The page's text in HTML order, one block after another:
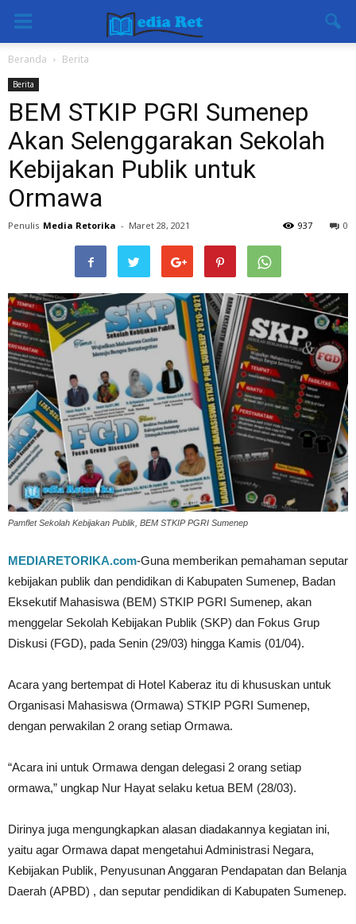
Beranda Berita
Berita
BEM STKIP PGRI Sumenep
Akan Selenggarakan Sekolah
Kebijakan Publik untuk
Ormawa
Penulis Media Retorika - Maret 28, 2021 0
937
Pamflet Sekolah Kebijakan Publik, BEM STKIP PGRI Sumenep
MEDIARETORIKA.com-Guna memberikan pemahaman seputar
kebijakan publik dan pendidikan di Kabupaten Sumenep, Badan
Eksekutif Mahasiswa (BEM) STKIP PGRI Sumenep, akan
menggelar Sekolah Kebijakan Publik (SKP) dan Fokus Grup
Diskusi (FGD), pada Senin (29/03) hingga Kamis (01/04).
Acara yang bertempat di Hotel Kaberaz itu di khususkan untuk
Organisasi Mahasiswa (Ormawa) STKIP PGRI Sumenep,
dengan perwakilan 2 orang setiap Ormawa.
“Acara ini untuk Ormawa dengan delegasi 2 orang setiap
ormawa,” ungkap Nur Hayat selaku ketua BEM (28/03).
Dirinya juga mengungkapkan alasan diadakannya kegiatan ini,
yaitu agar Ormawa dapat mengetahui Administrasi Negara,
Kebijakan Publik, Penyusunan Anggaran Pendapatan dan Belanja
Daerah (APBD) , dan seputar pendidikan di Kabupaten Sumenep.